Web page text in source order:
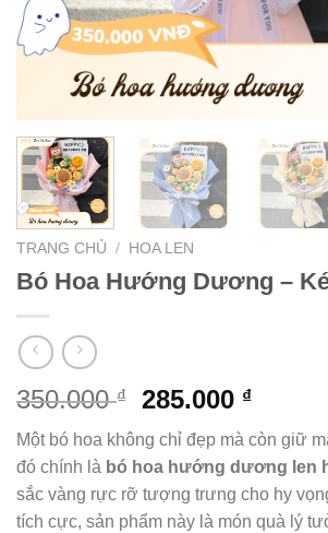
TRANG CHỦ / HOA LEN
Bó Hoa Hướng Dương –
350.000₫
Giá
gốc
là:
350.000 ₫.
285.000 ₫Giá
hiện
tại
là:
Một bó hoa không chỉ đẹp mà còn giữ
đó chính là bó hoa hướng dương len
sắc vàng rực rỡ tượng trưng cho hy
tích cực, sản phẩm này là món quà lý